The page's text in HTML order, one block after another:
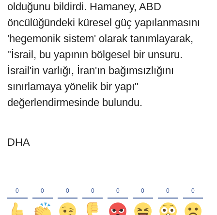
olduğunu bildirdi. Hamaney, ABD
öncülüğündeki küresel güç yapılanmasını
'hegemonik sistem' olarak tanımlayarak,
"İsrail, bu yapının bölgesel bir unsuru.
İsrail'in varlığı, İran'ın bağımsızlığını
sınırlamaya yönelik bir yapı"
değerlendirmesinde bulundu.
DHA